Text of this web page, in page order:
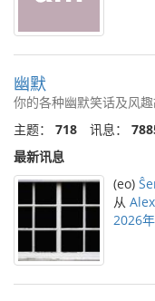
幽默
你的各种幽默笑话及风
主题： 718 讯息：
最新讯息
(eo)
从
2026